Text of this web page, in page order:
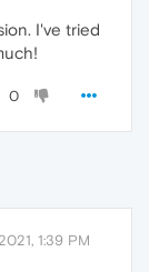
I've tried
0
1:39 PM